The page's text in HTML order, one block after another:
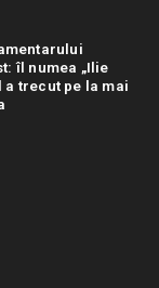
îl numea „Ilie
a trecut pe la mai